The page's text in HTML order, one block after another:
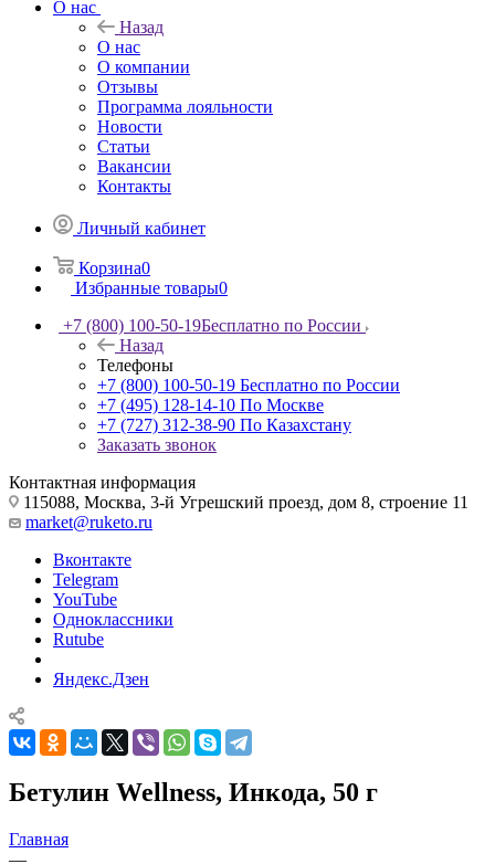
О нас
Назад
О нас
О компании
Отзывы
Программа лояльности
Новости
Статьи
Вакансии
Контакты
Личный кабинет
Корзина0
Избранные товары0
+7 (800) 100-50-19Бесплатно по России
Назад
Телефоны
+7 (800) 100-50-19 Бесплатно по России
+7 (495) 128-14-10 По Москве
+7 (727) 312-38-90 По Казахстану
Заказать звонок
Контактная информация
115088, Москва, 3-й Угрешский проезд, дом 8, строение 11
market@ruketo.ru
Вконтакте
Telegram
YouTube
Одноклассники
Rutube
Яндекс.Дзен
Бетулин Wellness, Инкода, 50 г
Главная
—